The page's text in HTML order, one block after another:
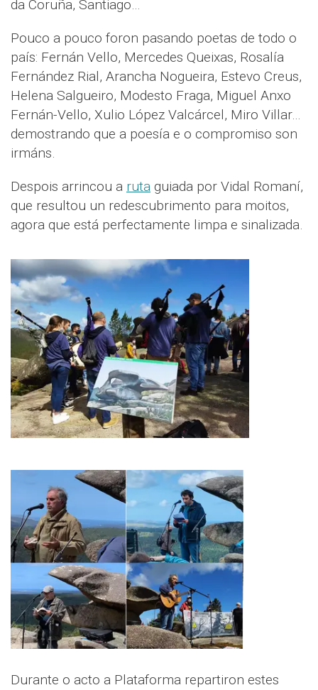
da Coruña, Santiago…
Pouco a pouco foron pasando poetas de todo o
país: Fernán Vello, Mercedes Queixas, Rosalía
Fernández Rial, Arancha Nogueira, Estevo Creus,
Helena Salgueiro, Modesto Fraga, Miguel Anxo
Fernán-Vello, Xulio López Valcárcel, Miro Villar…
demostrando que a poesía e o compromiso son
irmáns.
Despois arrincou a ruta guiada por Vidal Romaní,
que resultou un redescubrimento para moitos,
agora que está perfectamente limpa e sinalizada.
Durante o acto a Plataforma repartiron estes